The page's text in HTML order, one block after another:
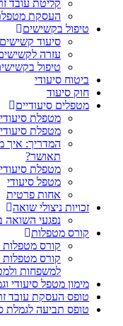
קליטת עובד
העסקת
טיפול בקשישים
סיעוד קשישים
עזרה
טיפול
ביטוח סיעודי
חוק סיעוד
מטפלים סיעודיים
מטפלת
מטפלת
המדריך: איך
תאושר?
מטפלת
מטפל סיעודי
אחות פרטית
זכויות ניצולי שואה
נפגעי השואה
קורס מטפלות
קורס מטפלות
למשפחות
מימון מטפל סיעודי
טופס העסקת עובד
טופס תביעה לגמלת